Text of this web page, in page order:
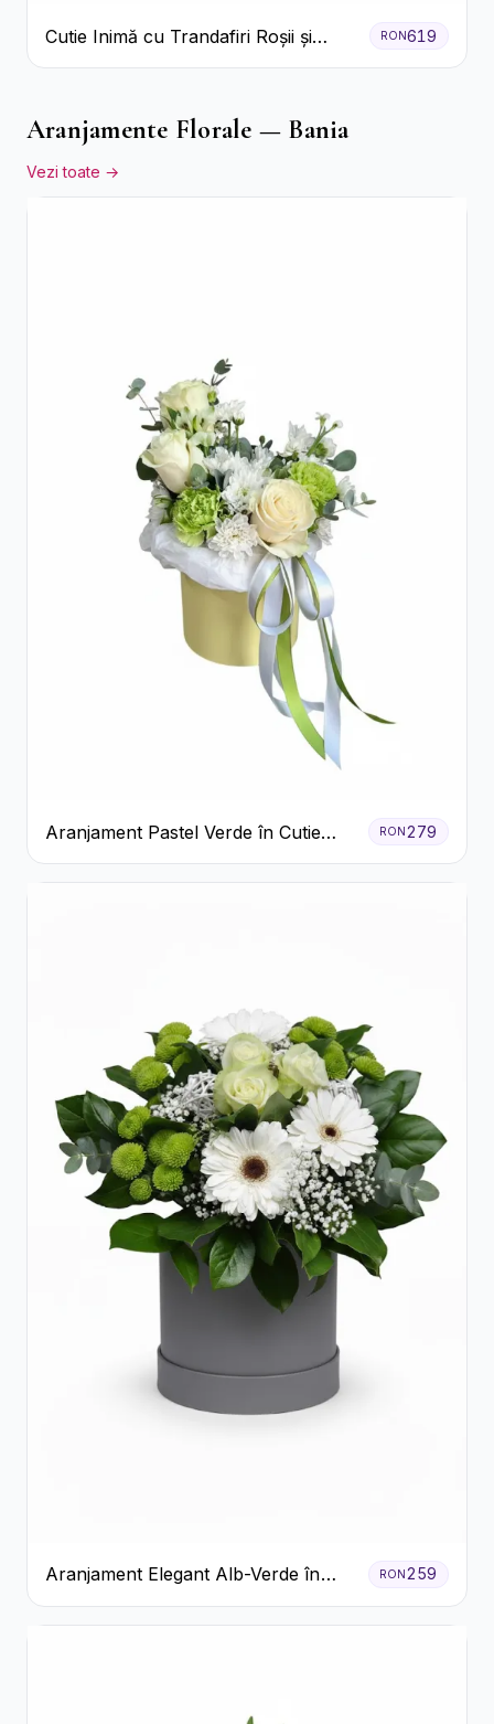
Cutie Inimă cu Trandafiri Roșii și
Bomboane Raffaello
RON619
Aranjamente Florale — Bania
Vezi toate →
Aranjament Pastel Verde în Cutie
Galben Pal
RON279
Aranjament Elegant Alb-Verde în
Cutie Gri
RON259